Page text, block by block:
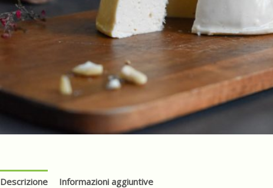
Descrizione Informazioni aggiuntive